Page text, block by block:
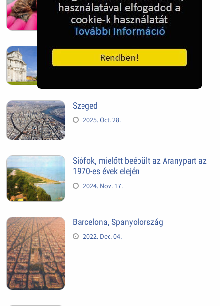
Pisai ferde torony
2025. Oct. 28.
Szeged
2025. Oct. 28.
Siófok, mielőtt beépült az Aranypart az
1970-es évek elején
2024. Nov. 17.
Barcelona, Spanyolország
2022. Dec. 04.